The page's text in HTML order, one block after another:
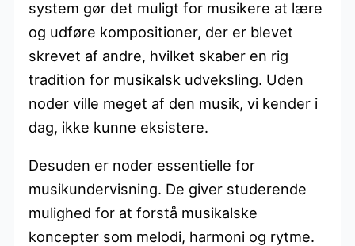
system gør det muligt for musikere at lære
og udføre kompositioner, der er blevet
skrevet af andre, hvilket skaber en rig
tradition for musikalsk udveksling. Uden
noder ville meget af den musik, vi kender i
dag, ikke kunne eksistere.
Desuden er noder essentielle for
musikundervisning. De giver studerende
mulighed for at forstå musikalske
koncepter som melodi, harmoni og rytme.